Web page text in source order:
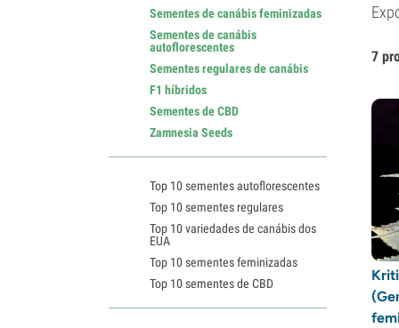
7
Sementes de canábis feminizadas
Sementes de canábis
autoflorescentes
Sementes regulares de canábis
F1 híbridos
Sementes de CBD
Zamnesia Seeds
Top 10 sementes autoflorescentes
Top 10 sementes regulares
Top 10 variedades de canábis dos
EUA
Top 10 sementes feminizadas
Top 10 sementes de CBD